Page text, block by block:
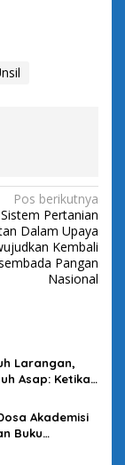
Pos berikutnya
Sistem Pertanian
Dalam Upaya
Kembali
Pangan
Nasional
Larangan,
Asap: Ketika
Akademisi
Buku